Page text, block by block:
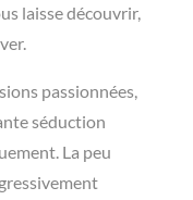
laisse découvrir,
passionnées,
séduction
La peu